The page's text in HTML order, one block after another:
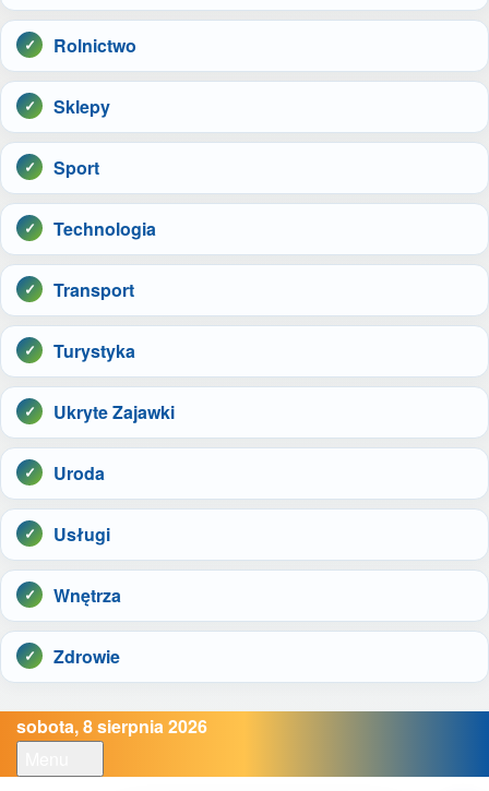
Rolnictwo
Sklepy
Sport
Technologia
Transport
Turystyka
Ukryte Zajawki
Uroda
Usługi
Wnętrza
Zdrowie
sobota, 8 sierpnia 2026